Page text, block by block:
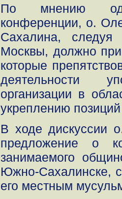
По мнению
конференции, о.
Сахалина, следуя
Москвы, должно
которые
деятельности
организации в
укреплению
В ходе дискуссии
предложение о
занимаемого
Южно-Сахалинске,
его местным